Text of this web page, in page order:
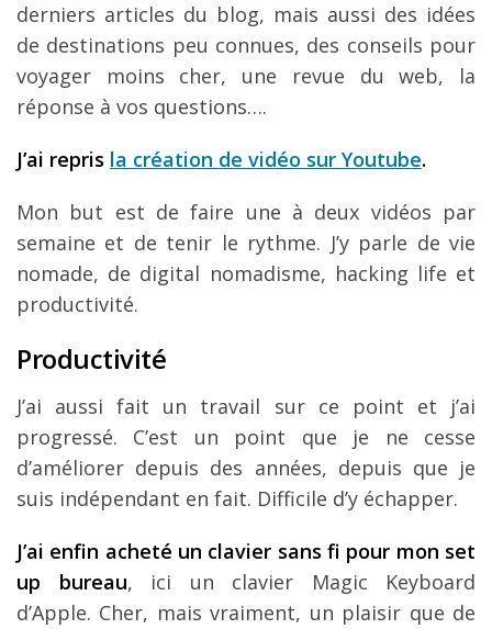
derniers articles du blog, mais aussi des idées
de destinations peu connues, des conseils pour
voyager moins cher, une revue du web, la
réponse à vos questions….
J’ai repris la création de vidéo sur Youtube.
Mon but est de faire une à deux vidéos par
semaine et de tenir le rythme. J’y parle de vie
nomade, de digital nomadisme, hacking life et
productivité.
Productivité
J’ai aussi fait un travail sur ce point et j’ai
progressé. C’est un point que je ne cesse
d’améliorer depuis des années, depuis que je
suis indépendant en fait. Difficile d’y échapper.
J’ai enfin acheté un clavier sans fi pour mon set
up bureau, ici un clavier Magic Keyboard
d’Apple. Cher, mais vraiment, un plaisir que de